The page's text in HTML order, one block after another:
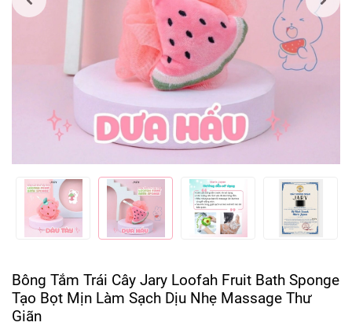
Bông Tắm Trái Cây Jary Loofah Fruit Bath Sponge
Tạo Bọt Mịn Làm Sạch Dịu Nhẹ Massage Thư
Giãn